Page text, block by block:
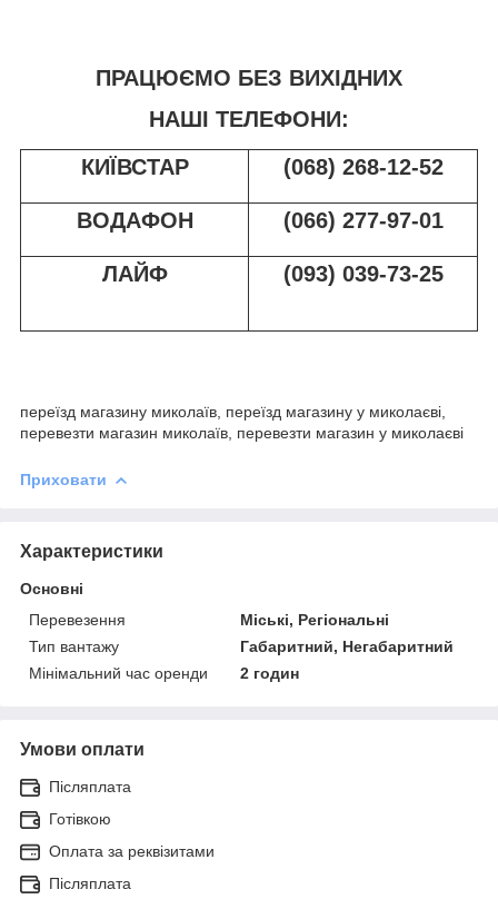
ПРАЦЮЄМО БЕЗ ВИХІДНИХ
НАШІ ТЕЛЕФОНИ:
КИЇВСТАР
(068) 268-12-52
ВОДАФОН (066) 277-97-01
ЛАЙФ (093) 039-73-25
переїзд магазину миколаїв, переїзд магазину у миколаєві,
перевезти магазин миколаїв, перевезти магазин у миколаєві
Приховати
Характеристики
Основні
Перевезення
Міські, Регіональні
Тип вантажу
Габаритний, Негабаритний
Мінімальний час оренди
2 годин
Умови оплати
Післяплата
Готівкою
Оплата за реквізитами
Післяплата